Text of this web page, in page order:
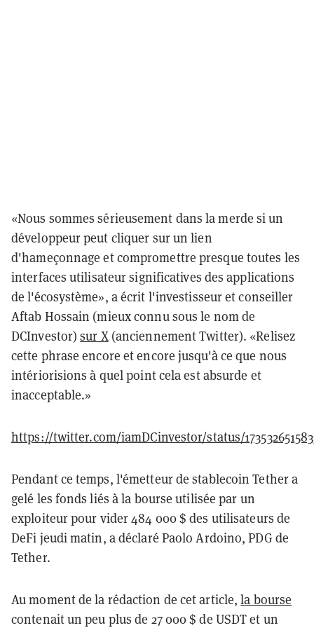
«Nous sommes sérieusement dans la merde si un
développeur peut cliquer sur un lien
d'hameçonnage et compromettre presque toutes les
interfaces utilisateur significatives des applications
de l'écosystème», a écrit l'investisseur et conseiller
Aftab Hossain (mieux connu sous le nom de
DCInvestor)sur X(anciennement Twitter). «Relisez
cette phrase encore et encore jusqu'à ce que nous
intériorisions à quel point cela est absurde et
inacceptable.»
https://twitter.com/iamDCinvestor/status/
Pendant ce temps, l'émetteur de stablecoin Tether a
gelé les fonds liés à la bourse utilisée par un
exploiteur pour vider 484 000 $ des utilisateurs de
DeFi jeudi matin, a déclaré Paolo Ardoino, PDG de
Tether.
Au moment de la rédaction de cet article,la bourse
contenait un peu plus de 27 000 $ de USDT et un